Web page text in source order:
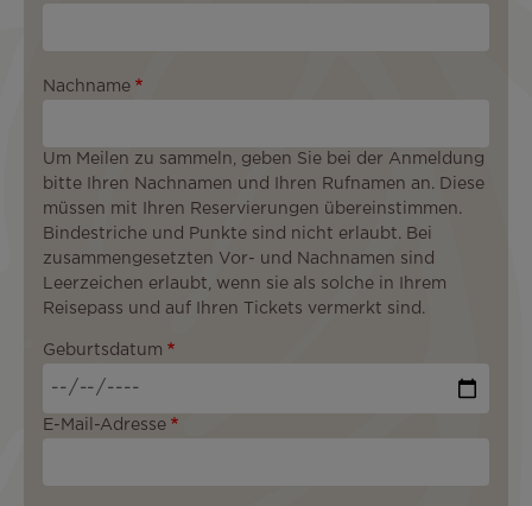
Nachname
Um Meilen zu sammeln, geben Sie bei der Anmeldung
bitte Ihren Nachnamen und Ihren Rufnamen an. Diese
müssen mit Ihren Reservierungen übereinstimmen.
Bindestriche und Punkte sind nicht erlaubt. Bei
zusammengesetzten Vor- und Nachnamen sind
Leerzeichen erlaubt, wenn sie als solche in Ihrem
Reisepass und auf Ihren Tickets vermerkt sind.
Geburtsdatum
E-Mail-Adresse